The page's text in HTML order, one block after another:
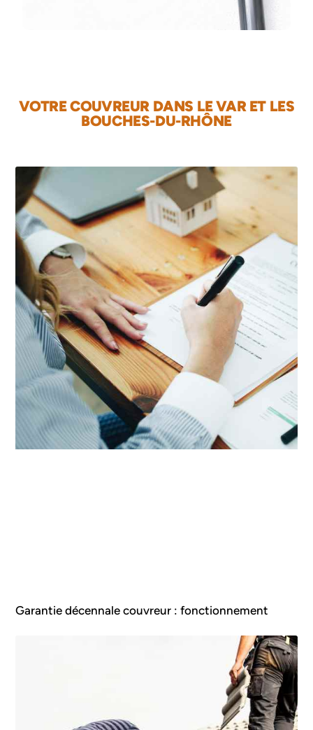
VOTRE COUVREUR DANS LE VAR ET LES
BOUCHES-DU-RHÔNE
Garantie décennale couvreur : fonctionnement